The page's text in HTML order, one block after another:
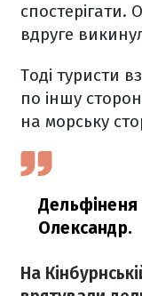
спостерігати.
вдруге
Тоді туристи
по іншу
на морську
Олександр.
На